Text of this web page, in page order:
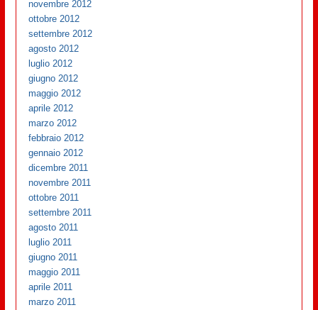
novembre 2012
ottobre 2012
settembre 2012
agosto 2012
luglio 2012
giugno 2012
maggio 2012
aprile 2012
marzo 2012
febbraio 2012
gennaio 2012
dicembre 2011
novembre 2011
ottobre 2011
settembre 2011
agosto 2011
luglio 2011
giugno 2011
maggio 2011
aprile 2011
marzo 2011